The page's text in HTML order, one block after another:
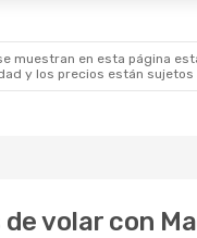
muestran en esta página
y los precios están sujetos
volar con